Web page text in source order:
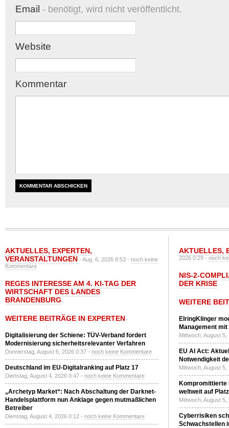
Email - benötigt, wird nicht veröffentlicht.
Website
Kommentar
AKTUELLES, EXPERTEN,
VERANSTALTUNGEN - Aug. 6, 2026 8:53 - noch keine
Kommentare
REGES INTERESSE AM 4. KI-TAG DER
WIRTSCHAFT DES LANDES
BRANDENBURG
WEITERE BEITRÄGE IN EXPERTEN
Digitalisierung der Schiene: TÜV-Verband fordert
Modernisierung sicherheitsrelevanter Verfahren
Donnerstag, August 6, 2026 0:37 - noch keine Kommentare
Deutschland im EU-Digitalranking auf Platz 17
Dienstag, August 4, 2026 0:47 - noch keine Kommentare
„Archetyp Market“: Nach Abschaltung der Darknet-
Handelsplattform nun Anklage gegen mutmaßlichen
Betreiber
Dienstag, August 4, 2026 0:12 - noch keine Kommentare
AKTUELLES,
2026 0:29 -noch
NIS-2-
DER KRISE
WEITERE
ElringKlinger
Management
Mittwoch, August
EU AI Act:
Notwendigkeit
Mittwoch, August
Kompromittierte
weltweit auf
Mittwoch, August
Cyberrisiken
Schwachstellen